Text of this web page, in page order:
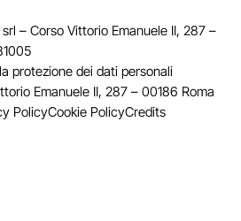
– Corso Vittorio Emanuele II, 287 –
protezione dei dati personali
Emanuele II, 287 – 00186 Roma
PolicyCookie PolicyCredits